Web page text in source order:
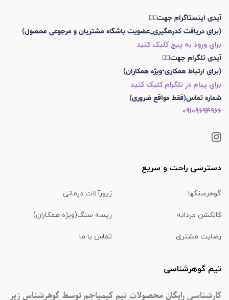
آیدی اینستاگرام جهت👇🏼
(برای دریافت کدرهگیری_عضویت باشگاه مشتریان و مرجوعی محصول)
برای ورود به پیج کلیک کنید
آیدی تلگرام جهت👇🏼
(برای ارتباط همکاری-ویژه همکاران)
برای پیام در تلگرام کلیک کنید
شماره تماس(فقط مواقع ضروری)
09109694966
دسترسی راحت و سریع
گوهرسنگها زیورآلات درمانی
کالکشن مردانه ریسه سنگ(ویژه همکاران)
رضایت مشتری تماس با ما
تیم گوهرشناسی
کارشناسی رایگان محصولات تیم کیمیاجم توسط گوهرشناس زیر